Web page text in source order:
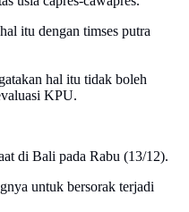
itu dengan timses putra
hal itu tidak boleh
KPU.
di Bali pada Rabu (13/12).
untuk bersorak terjadi